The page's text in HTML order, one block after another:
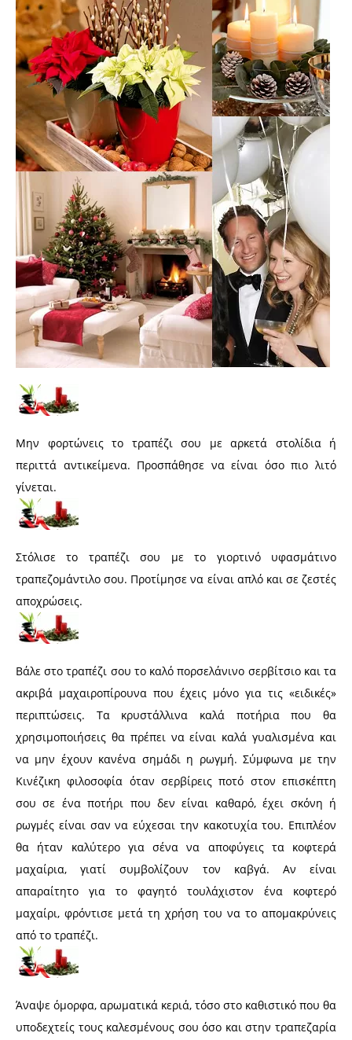
Μην φορτώνεις το τραπέζι σου με αρκετά στολίδια ή
περιττά αντικείμενα. Προσπάθησε να είναι όσο πιο λιτό
γίνεται.
Στόλισε το τραπέζι σου με το γιορτινό υφασμάτινο
τραπεζομάντιλο σου. Προτίμησε να είναι απλό και σε ζεστές
αποχρώσεις.
Βάλε στο τραπέζι σου το καλό πορσελάνινο σερβίτσιο και τα
ακριβά μαχαιροπίρουνα που έχεις μόνο για τις «ειδικές»
περιπτώσεις. Τα κρυστάλλινα καλά ποτήρια που θα
χρησιμοποιήσεις θα πρέπει να είναι καλά γυαλισμένα και
να μην έχουν κανένα σημάδι η ρωγμή. Σύμφωνα με την
Κινέζικη φιλοσοφία όταν σερβίρεις ποτό στον επισκέπτη
σου σε ένα ποτήρι που δεν είναι καθαρό, έχει σκόνη ή
ρωγμές είναι σαν να εύχεσαι την κακοτυχία του. Επιπλέον
θα ήταν καλύτερο για σένα να αποφύγεις τα κοφτερά
μαχαίρια, γιατί συμβολίζουν τον καβγά. Αν είναι
απαραίτητο για το φαγητό τουλάχιστον ένα κοφτερό
μαχαίρι, φρόντισε μετά τη χρήση του να το απομακρύνεις
από το τραπέζι.
Άναψε όμορφα, αρωματικά κεριά, τόσο στο καθιστικό που θα
υποδεχτείς τους καλεσμένους σου όσο και στην τραπεζαρία